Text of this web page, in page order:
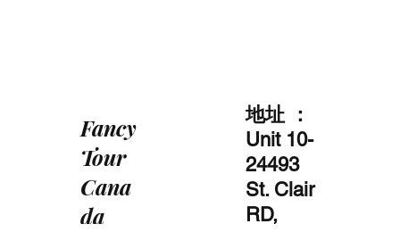
Fancy
Tour
Cana
da
地址 ：
Unit 10-
24493
St. Clair
RD,